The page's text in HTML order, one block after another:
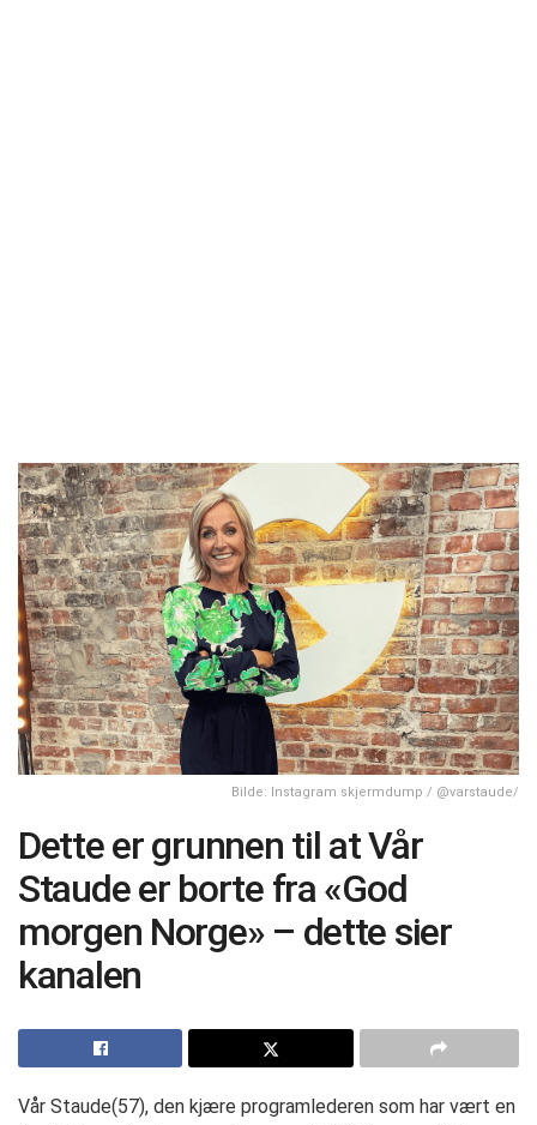
Bilde: Instagram skjermdump / @varstaude/
Dette er grunnen til at Vår
Staude er borte fra «God
morgen Norge» – dette sier
kanalen
Vår Staude(57), den kjære programlederen som har vært en